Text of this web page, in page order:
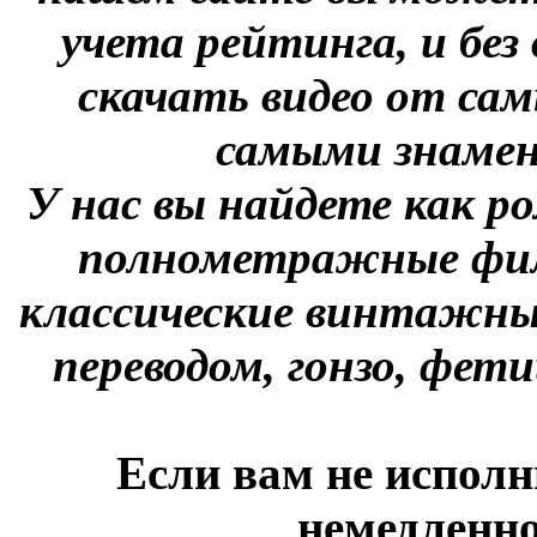
учета рейтинга, и
скачать видео от
самыми
У нас вы найдете как
полнометражные
классические
переводом, гонзо,
Если вам не